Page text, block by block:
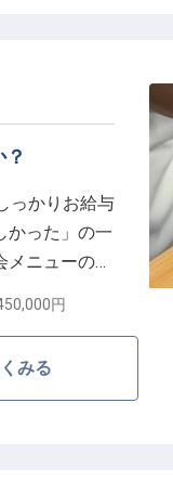
て活躍して
頃の頑張り
っかりお給与
かった」の一
ニューの立
えません
は2022年3
円
みる